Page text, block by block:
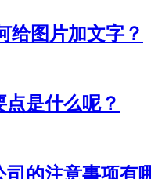
给图片加文字？
是什么呢？
的注意事项有